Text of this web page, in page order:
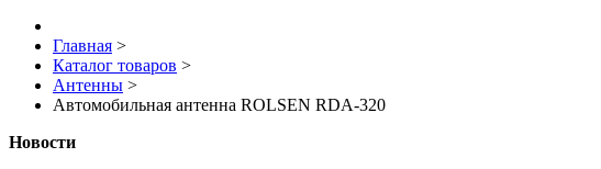
Главная >
Каталог товаров >
Антенны >
Автомобильная антенна ROLSEN RDA-320
Новости